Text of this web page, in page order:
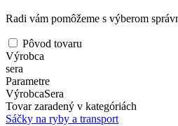
Radi vám pomôžeme s výberom
Pôvod tovaru
Výrobca
sera
Parametre
VýrobcaSera
Tovar zaradený v kategóriách
Sáčky na ryby a transport